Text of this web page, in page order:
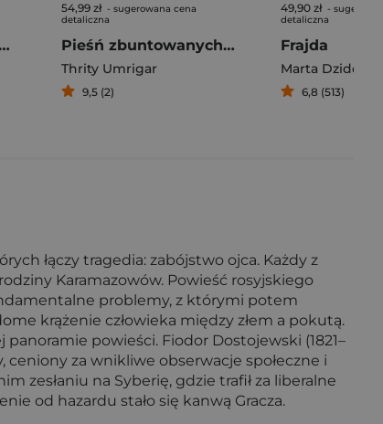
miasta. Gdańska opowieść, Tom 2
54,99 zł - sugerowana cena
detaliczna
Pieśń zbuntowanych serc
Thrity Umrigar
9,5 (2)
49,90 zł -
detaliczna
Frajda
Marta Dzido
6,8 (513)
łączy tragedia: zabójstwo ojca. Każdy z
Karamazowów. Powieść rosyjskiego
problemy, z którymi potem
krążenie człowieka między złem a pokutą.
powieści. Fiodor Dostojewski (1821–
ceniony za wnikliwe obserwacje społeczne i
zesłaniu na Syberię, gdzie trafił za liberalne
od hazardu stało się kanwą Gracza.